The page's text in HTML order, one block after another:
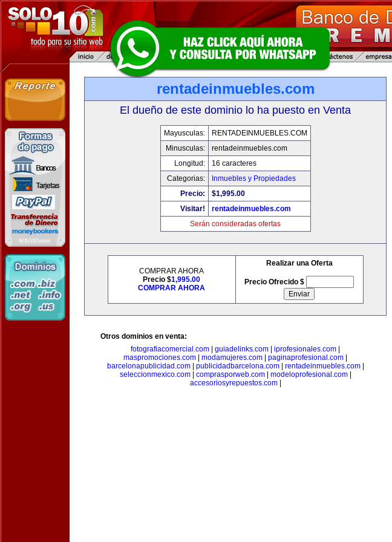
rentadeinmuebles.com
El dueño de este dominio lo ha puesto en Venta
Mayusculas:
RENTADEINMUEBLES.COM
Minusculas:
rentadeinmuebles.com
Longitud:
16 caracteres
Categorias:
Inmuebles y Propiedades
Precio:
$1,995.00
Visitar!
rentadeinmuebles.com
Serán consideradas ofertas
COMPRAR AHORA
Precio $1,995.00
COMPRAR AHORA
Realizar una Oferta
Precio Ofrecido $
Otros dominios en venta:
fotografiacomercial.com
guiadelinks.com iprofesionales.com
maspromociones.com
modamujeres.com paginaprofesional.com
barcelonapublicidad.com| publicidadbarcelona.com| rentadeinmuebles.com|
seleccionmexico.com| comprasporweb.com| modeloprofesional.com|
accesoriosyrepuestos.com|